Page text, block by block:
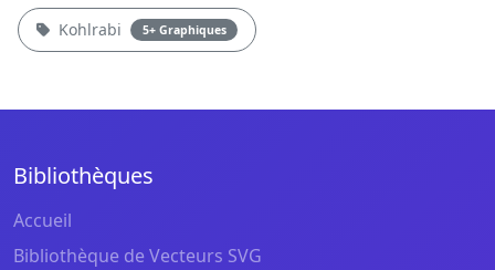
Kohlrabi 5+ Graphiques
Bibliothèques
Accueil
Bibliothèque de Vecteurs SVG